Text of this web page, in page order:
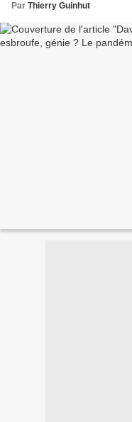
Par Thierry Guinhut